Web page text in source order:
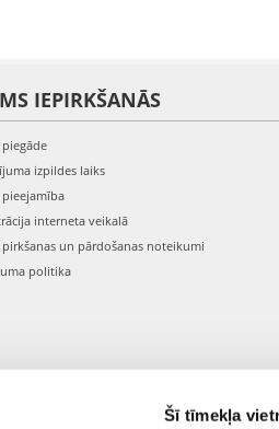
Šī tīmekļa
IEPIRKŠANĀS
piegāde
izpildes laiks
pieejamība
interneta veikalā
pirkšanas un pārdošanas noteikumi
politika